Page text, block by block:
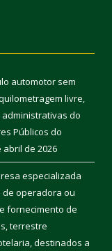
automotor sem
livre,
do
Públicos do
abril de 2026
especializada
operadora ou
fornecimento de
terrestre
destinados a